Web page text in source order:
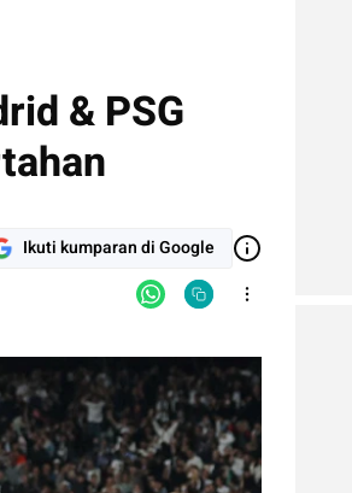
& PSG
Ikuti kumparan di Google